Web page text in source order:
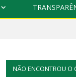
NÃO ENCONTROU O